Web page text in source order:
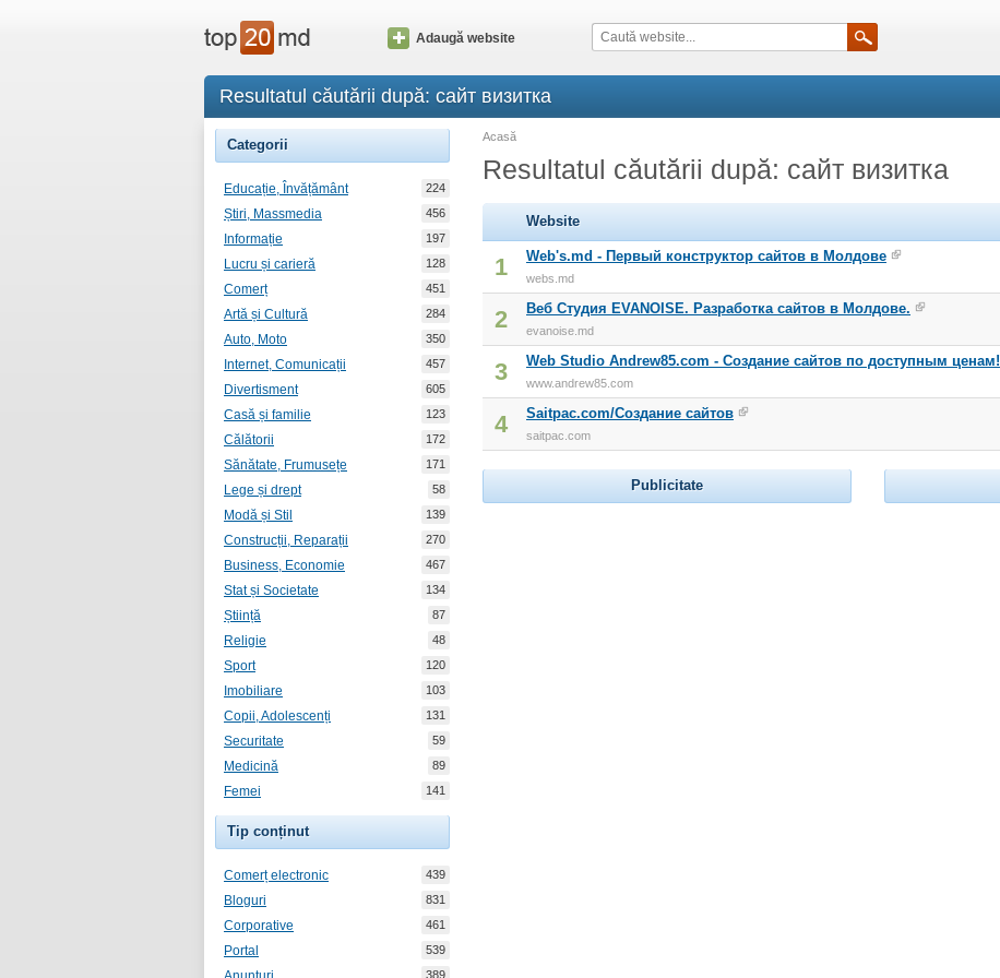
Adaugă website
Resultatul căutării după: сайт визитка
Categorii
Educație, Învățământ 224
Știri, Massmedia 456
Informație 197
Lucru și carieră 128
Comerț 451
Artă și Cultură 284
Auto, Moto 350
Internet, Comunicații 457
Divertisment 605
Casă și familie 123
Călătorii 172
Sănătate, Frumusețe 171
Lege și drept 58
Modă și Stil 139
Construcții, Reparații 270
Business, Economie 467
Stat și Societate 134
Știință 87
Religie 48
Sport 120
Imobiliare 103
Copii, Adolescenți 131
Securitate 59
Medicină 89
Femei 141
Tip conținut
Comerț electronic 439
Bloguri 831
Corporative 461
Portal 539
389
Acasă
Resultatul căutării după: сайт визитка
Website
1 Web's.md - Первый конструктор сайтов в Молдове
webs.md
2 Веб Студия EVANOISE. Разработка сайтов в Молдове.
evanoise.md
3 Web Studio Andrew85.com - Создание сайтов по доступным ценам!
www.andrew85.com
4 Saitpac.com/Создание сайтов
saitpac.com
Publicitate